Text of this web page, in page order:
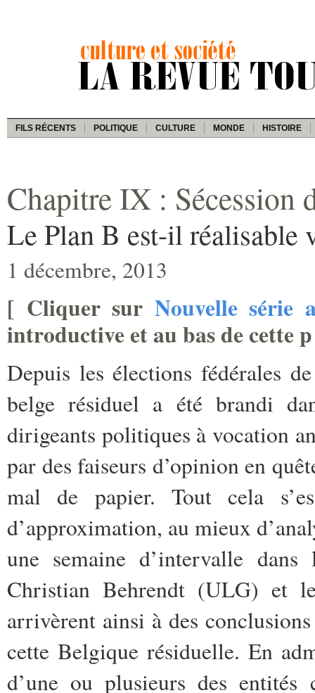
FILS RÉCENTS POLITIQUE CULTURE MONDE HISTOIRE
Chapitre IX : Sécession
Le Plan B est-il réalisable
1 décembre, 2013
[ Cliquer sur Nouvelle série
introductive et au bas de cette
Depuis les élections fédérales
belge résiduel a été brandi
dirigeants politiques à vocation
par des faiseurs d’opinion en
mal de papier. Tout cela
d’approximation, au mieux
une semaine d’intervalle
Christian Behrendt (ULG) et
arrivèrent ainsi à des
cette Belgique résiduelle. En
d’une ou plusieurs des